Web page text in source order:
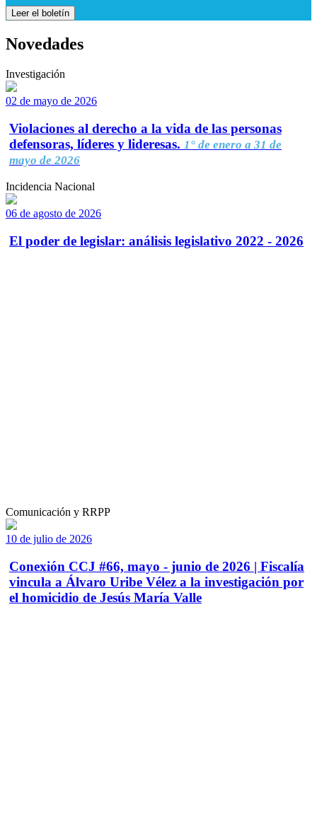
Leer el boletín
Novedades
Investigación
02 de mayo de 2026
Violaciones al derecho a la vida de las personas
defensoras, líderes y lideresas. 1° de enero a 31 de
mayo de 2026
Incidencia Nacional
06 de agosto de 2026
El poder de legislar: análisis legislativo 2022 - 2026
Comunicación y RRPP
10 de julio de 2026
Conexión CCJ #66, mayo - junio de 2026 | Fiscalía
vincula a Álvaro Uribe Vélez a la investigación por
el homicidio de Jesús María Valle